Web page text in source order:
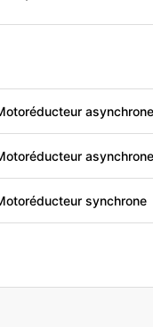
Motoréducteur asynchrone
Motoréducteur asynchrone
Motoréducteur synchrone